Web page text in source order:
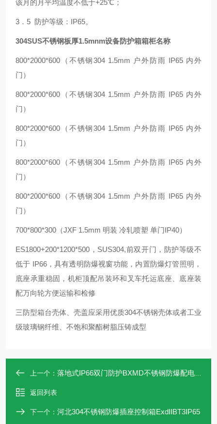
该月的月平均温度不低于+25℃；
3．5 防护等级：IP65。
304SUS不锈钢板厚1.5mnm设备防护箱箱柜名称
800*2000*600（不锈钢304 1.5mm 户外防雨 IP65 内外
门）
800*2000*600（不锈钢304 1.5mm 户外防雨 IP65 内外
门）
800*2000*600（不锈钢304 1.5mm 户外防雨 IP65 内外
门）
800*2000*600（不锈钢304 1.5mm 户外防雨 IP65 内外
门）
800*2000*600（不锈钢304 1.5mm 户外防雨 IP65 内外
门）
700*800*300（JXF 1.5mm 明装 冷轧喷塑 单门IP40）
ES1800+200*1200*500，SUS304,前双开门，防护等级不
低于 IP66，具有透明防爆视窗功能，内置防爆灯管照明，
底座承重稳固，机柜顶配吊装环和叉车托运底座、底座装
配万向轮方便运输和检修
三防型箱台壳体、壳盖应采用优质304不锈钢壳体或者工业
级玻璃钢纤维、不饱和聚酯树脂压铸成型
上一个： 落地式IP66双门防护BXMD不锈钢防爆配电柜
返回列表
下一个： 河北304不锈钢防爆插座控制箱ExdIIBT3IP65